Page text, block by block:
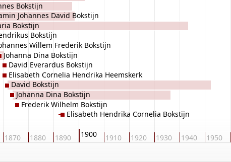
1870 1880 1890 1900 1910 1920 1930 1940 1950
Bokstijn
Johannes David Bokstijn
Bokstijn
Bokstijn
Willem Frederik Bokstijn
Johanna Dina Bokstijn
David Everardus Bokstijn
Elisabeth Cornelia Hendrika Heemskerk
David Bokstijn
Johanna Dina Bokstijn
Frederik Wilhelm Bokstijn
Elisabeth Hendrika Cornelia Bokstijn